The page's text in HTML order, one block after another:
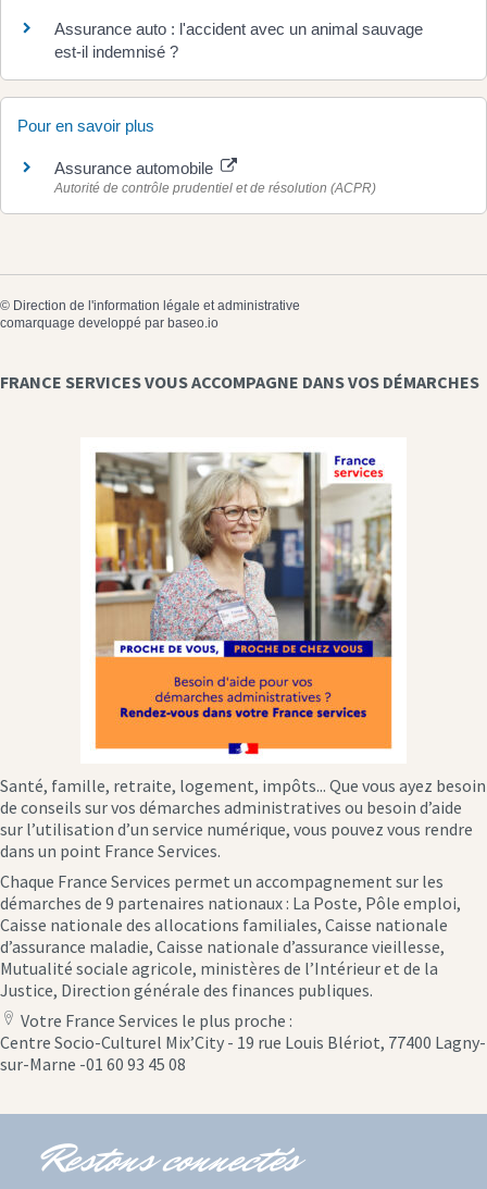
Assurance auto : l'accident avec un animal sauvage
est-il indemnisé ?
Pour en savoir plus
Assurance automobile
Autorité de contrôle prudentiel et de résolution (ACPR)
© Direction de l'information légale et administrative
comarquage developpé par baseo.io
FRANCE SERVICES VOUS ACCOMPAGNE DANS VOS DÉMARCHES
Santé, famille, retraite, logement, impôts... Que vous ayez besoin
de conseils sur vos démarches administratives ou besoin d’aide
sur l’utilisation d’un service numérique, vous pouvez vous rendre
dans un point France Services.
Chaque France Services permet un accompagnement sur les
démarches de 9 partenaires nationaux : La Poste, Pôle emploi,
Caisse nationale des allocations familiales, Caisse nationale
d’assurance maladie, Caisse nationale d’assurance vieillesse,
Mutualité sociale agricole, ministères de l’Intérieur et de la
Justice, Direction générale des finances publiques.
location
icon
Votre France Services le plus proche :
Centre Socio-Culturel Mix’City - 19 rue Louis Blériot, 77400 Lagny-
sur-Marne -01 60 93 45 08
Restons connectés